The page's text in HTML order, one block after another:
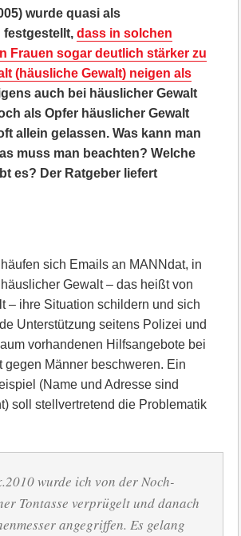
wurde quasi als
festgestellt, dass in solchen
Frauen sogar deutlich stärker zu
(häusliche Gewalt) neigen als
auch bei häuslicher Gewalt
als Opfer häuslicher Gewalt
allein gelassen. Was kann man
muss man beachten? Welche
es? Der Ratgeber liefert
sich Emails an MANNdat, in
Gewalt – das heißt von
– ihre Situation schildern und sich
Unterstützung seitens Polizei und
vorhandenen Hilfsangebote bei
gegen Männer beschweren. Ein
(Name und Adresse sind
soll stellvertretend die Problematik
wurde ich von der Noch-
Tontasse verprügelt und danach
angegriffen. Es gelang